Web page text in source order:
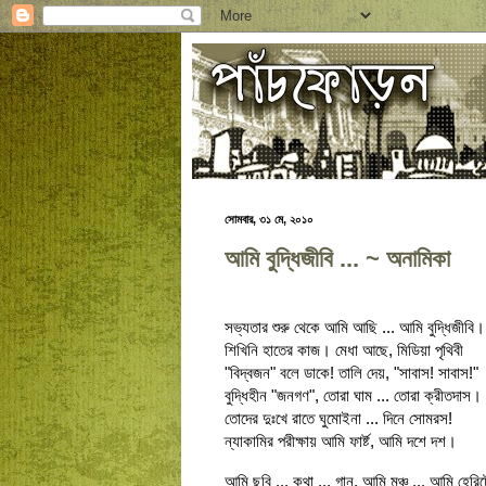
সোমবার, ৩১ মে, ২০১০
আমি বুদ্ধিজীবি ... ~ অনামিকা
সভ্যতার শুরু থেকে আমি আছি ... আমি বুদ্ধিজীবি।
শিখিনি হাতের কাজ। মেধা আছে, মিডিয়া পৃথিবী
"বিদ্বজন" বলে ডাকে! তালি দেয়, "সাবাস! সাবাস!"
বুদ্ধিহীন "জনগণ", তোরা ঘাম ... তোরা ক্রীতদাস।
তোদের দুঃখে রাতে ঘুমোইনা ... দিনে সোমরস!
ন্যাকামির পরীক্ষায় আমি ফার্ষ্ট, আমি দশে দশ।
আমি ছবি ... কথা ... গান, আমি মঞ্চ ... আমি